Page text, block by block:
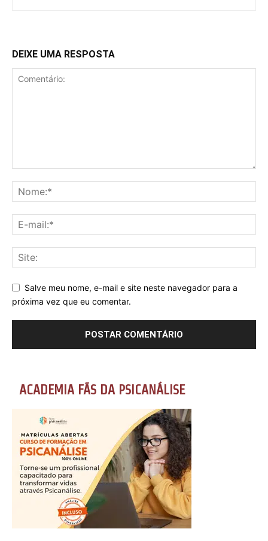
DEIXE UMA RESPOSTA
Salve meu nome, e-mail e site neste navegador para a
próxima vez que eu comentar.
ACADEMIA FÃS DA PSICANÁLISE